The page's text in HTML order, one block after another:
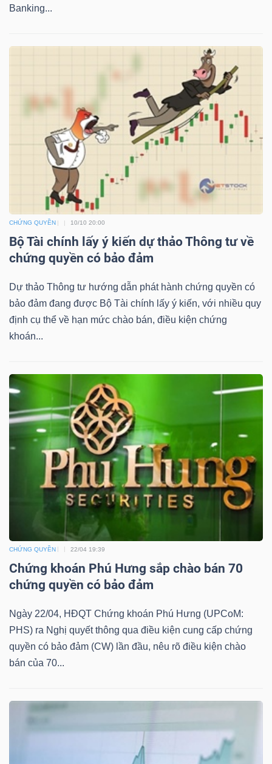
Banking...
CHỨNG QUYỀN 10/10 20:00
Bộ Tài chính lấy ý kiến dự thảo Thông tư về
chứng quyền có bảo đảm
Dự thảo Thông tư hướng dẫn phát hành chứng quyền có
bảo đảm đang được Bộ Tài chính lấy ý kiến, với nhiều quy
định cụ thể về hạn mức chào bán, điều kiện chứng
khoán...
CHỨNG QUYỀN 22/04 19:39
Chứng khoán Phú Hưng sắp chào bán 70
chứng quyền có bảo đảm
Ngày 22/04, HĐQT Chứng khoán Phú Hưng (UPCoM:
PHS) ra Nghị quyết thông qua điều kiện cung cấp chứng
quyền có bảo đảm (CW) lần đầu, nêu rõ điều kiện chào
bán của 70...
YẾU
DÙNG
THIẾT
SÓC
SỨC
KHỎE
TÀI
CÔNG
NGHỆ
THÔNG
DỊCH
VỤ
TRUYỀN